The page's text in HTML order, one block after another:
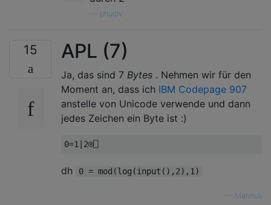
phuclv
15 APL (7)
Ja, das sind 7 Bytes . Nehmen wir für den
Moment an, dass ich IBM Codepage 907
anstelle von Unicode verwende und dann
jedes Zeichen ein Byte ist :)
dh 0 = mod(log(input(),2),1)
Marinus